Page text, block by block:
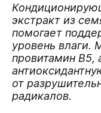
экстракт из
помогает
уровень влаги.
провитамин В5,
от
радикалов.